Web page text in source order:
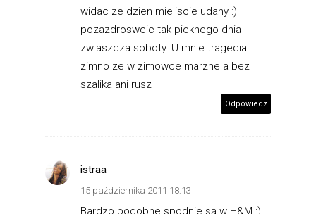
widac ze dzien mieliscie udany :)
pozazdroswcic tak pieknego dnia
zwlaszcza soboty. U mnie tragedia
zimno ze w zimowce marzne a bez
szalika ani rusz
Odpowiedz
istraa
15 października 2011 18:13
Bardzo podobne spodnie są w H&M :)